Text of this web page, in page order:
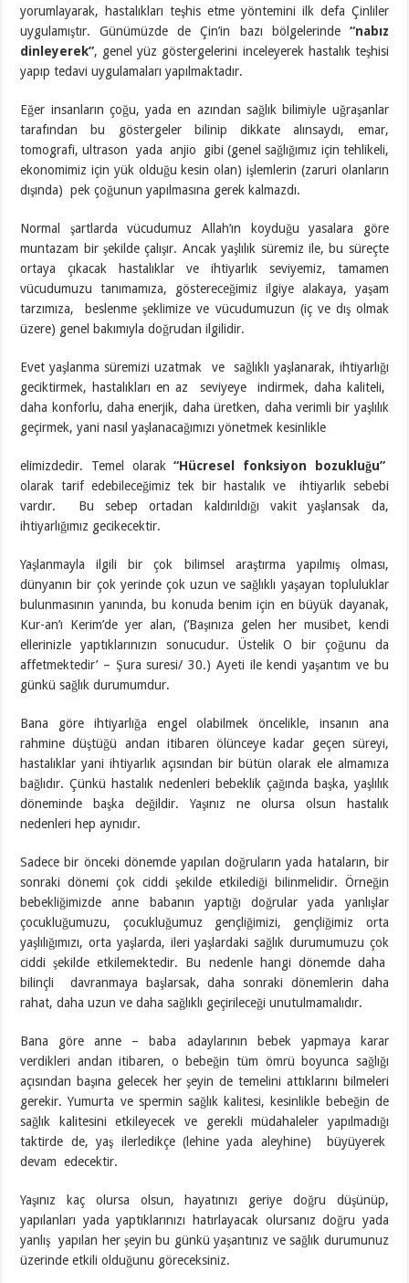
yorumlayarak, hastalıkları teşhis etme yöntemini ilk defa Çinliler
uygulamıştır. Günümüzde de Çin’in bazı bölgelerinde “nabız
dinleyerek”, genel yüz göstergelerini inceleyerek hastalık teşhisi
yapıp tedavi uygulamaları yapılmaktadır.
Eğer insanların çoğu, yada en azından sağlık bilimiyle uğraşanlar
tarafından bu göstergeler bilinip dikkate alınsaydı, emar,
tomografi, ultrason yada anjio gibi (genel sağlığımız için tehlikeli,
ekonomimiz için yük olduğu kesin olan) işlemlerin (zaruri olanların
dışında) pek çoğunun yapılmasına gerek kalmazdı.
Normal şartlarda vücudumuz Allah’ın koyduğu yasalara göre
muntazam bir şekilde çalışır. Ancak yaşlılık süremiz ile, bu süreçte
ortaya çıkacak hastalıklar ve ihtiyarlık seviyemiz, tamamen
vücudumuzu tanımamıza, göstereceğimiz ilgiye alakaya, yaşam
tarzımıza, beslenme şeklimize ve vücudumuzun (iç ve dış olmak
üzere) genel bakımıyla doğrudan ilgilidir.
Evet yaşlanma süremizi uzatmak ve sağlıklı yaşlanarak, ihtiyarlığı
geciktirmek, hastalıkları en az seviyeye indirmek, daha kaliteli,
daha konforlu, daha enerjik, daha üretken, daha verimli bir yaşlılık
geçirmek, yani nasıl yaşlanacağımızı yönetmek kesinlikle
elimizdedir. Temel olarak“Hücresel fonksiyon bozukluğu”
olarak tarif edebileceğimiz tek bir hastalık ve ihtiyarlık sebebi
vardır. Bu sebep ortadan kaldırıldığı vakit yaşlansak da,
ihtiyarlığımız gecikecektir.
Yaşlanmayla ilgili bir çok bilimsel araştırma yapılmış olması,
dünyanın bir çok yerinde çok uzun ve sağlıklı yaşayan topluluklar
bulunmasının yanında, bu konuda benim için en büyük dayanak,
Kur-an’ı Kerim’de yer alan, (‘Başınıza gelen her musibet, kendi
ellerinizle yaptıklarınızın sonucudur. Üstelik O bir çoğunu da
affetmektedir’ – Şura suresi/ 30.) Ayeti ile kendi yaşantım ve bu
günkü sağlık durumumdur.
Bana göre ihtiyarlığa engel olabilmek öncelikle, insanın ana
rahmine düştüğü andan itibaren ölünceye kadar geçen süreyi,
hastalıklar yani ihtiyarlık açısından bir bütün olarak ele almamıza
bağlıdır. Çünkü hastalık nedenleri bebeklik çağında başka, yaşlılık
döneminde başka değildir. Yaşınız ne olursa olsun hastalık
nedenleri hep aynıdır.
Sadece bir önceki dönemde yapılan doğruların yada hataların, bir
sonraki dönemi çok ciddi şekilde etkilediği bilinmelidir. Örneğin
bebekliğimizde anne babanın yaptığı doğrular yada yanlışlar
çocukluğumuzu, çocukluğumuz gençliğimizi, gençliğimiz orta
yaşlılığımızı, orta yaşlarda, ileri yaşlardaki sağlık durumumuzu çok
ciddi şekilde etkilemektedir. Bu nedenle hangi dönemde daha
bilinçli davranmaya başlarsak, daha sonraki dönemlerin daha
rahat, daha uzun ve daha sağlıklı geçirileceği unutulmamalıdır.
Bana göre anne – baba adaylarının bebek yapmaya karar
verdikleri andan itibaren, o bebeğin tüm ömrü boyunca sağlığı
açısından başına gelecek her şeyin de temelini attıklarını bilmeleri
gerekir. Yumurta ve spermin sağlık kalitesi, kesinlikle bebeğin de
sağlık kalitesini etkileyecek ve gerekli müdahaleler yapılmadığı
taktirde de, yaş ilerledikçe (lehine yada aleyhine) büyüyerek
devam edecektir.
Yaşınız kaç olursa olsun, hayatınızı geriye doğru düşünüp,
yapılanları yada yaptıklarınızı hatırlayacak olursanız doğru yada
yanlış yapılan her şeyin bu günkü yaşantınız ve sağlık durumunuz
üzerinde etkili olduğunu göreceksiniz.